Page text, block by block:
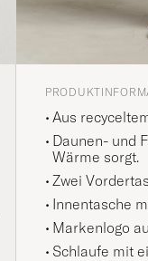
Aus
Daunen- und
Wärme sorgt.
Zwei
Innentasche
Markenlogo
Schlaufe mit